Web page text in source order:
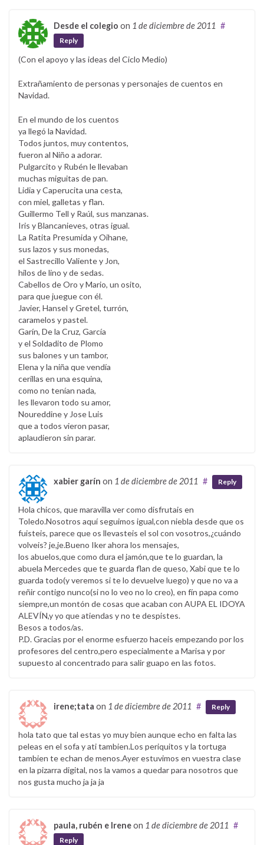
Desde el colegio on 1 de diciembre de 2011 #
Reply
(Con el apoyo y las ideas del Ciclo Medio)
Extrañamiento de personas y personajes de cuentos en
Navidad.
En el mundo de los cuentos
ya llegó la Navidad.
Todos juntos, muy contentos,
fueron al Niño a adorar.
Pulgarcito y Rubén le llevaban
muchas miguitas de pan.
Lidia y Caperucita una cesta,
con miel, galletas y flan.
Guillermo Tell y Raúl, sus manzanas.
Iris y Blancanieves, otras igual.
La Ratita Presumida y Oihane,
sus lazos y sus monedas,
el Sastrecillo Valiente y Jon,
hilos de lino y de sedas.
Cabellos de Oro y Mario, un osito,
para que juegue con él.
Javier, Hansel y Gretel, turrón,
caramelos y pastel.
Garín, De la Cruz, García
y el Soldadito de Plomo
sus balones y un tambor,
Elena y la niña que vendía
cerillas en una esquina,
como no tenían nada,
les llevaron todo su amor,
Noureddine y Jose Luis
que a todos vieron pasar,
aplaudieron sin parar.
xabier garín on 1 de diciembre de 2011 # Reply
Hola chicos, que maravilla ver como disfrutais en
Toledo.Nosotros aquí seguimos igual,con niebla desde que os
fuisteis, parece que os llevasteis el sol con vosotros,¿cuándo
volveis? je,je.Bueno Iker ahora los mensajes,
los abuelos,que como dura el jamón,que te lo guardan, la
abuela Mercedes que te guarda flan de queso, Xabi que te lo
guarda todo(y veremos si te lo devuelve luego) y que no va a
reñir contigo nunco(si no lo veo no lo creo), en fín papa como
siempre,un montón de cosas que acaban con AUPA EL IDOYA
ALEVÍN,y yo que atiendas y no te despistes.
Besos a todos/as.
P.D. Gracias por el enorme esfuerzo haceis empezando por los
profesores del centro,pero especialmente a Marisa y por
supuesto al concentrado para salir guapo en las fotos.
irene;tata on 1 de diciembre de 2011 # Reply
hola tato que tal estas yo muy bien aunque echo en falta las
peleas en el sofa y ati tambien.Los periquitos y la tortuga
tambien te echan de menos.Ayer estuvimos en vuestra clase
en la pizarra digital, nos la vamos a quedar para nosotros que
nos gusta mucho ja ja ja
paula, rubén e Ireneon 1 de diciembre de 2011 #
Reply